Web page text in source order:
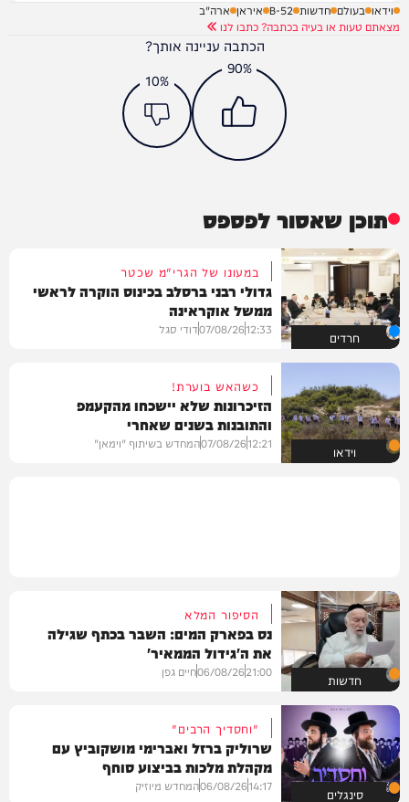
וידאו בעולם חדשות B-52 איראן ארה"ב
מצאתם טעות או בעיה בכתבה? כתבו לנו
הכתבה עניינה אותך?
90%
10%
תוכן שאסור לפספס
חרדים
במעונו של הגרי"מ שכטר
גדולי רבני ברסלב בכינוס הוקרה לראשי
ממשל אוקראינה
12:33
07/08/26דודי סגל
וידאו
כשהאש בוערת!
הזיכרונות שלא יישכחו מהקעמפ
והתובנות בשנים שאחרי
12:21
07/08/26המחדש בשיתוף "וימאן"
חדשות
הסיפור המלא
נס בפארק המים: השבר בכתף שגילה
את ה'גידול הממאיר'
21:00
06/08/26חיים גפן
סינגלים
"וחסדיך הרבים"
שרוליק ברזל ואברימי מושקוביץ עם
מקהלת מלכות בביצוע סוחף
14:17
06/08/26המחדש מיוזיק